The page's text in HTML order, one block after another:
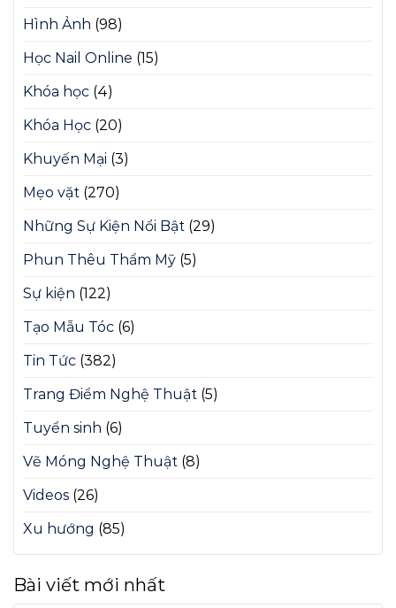
Hình Ảnh (98)
Học Nail Online (15)
Khóa học (4)
Khóa Học (20)
Khuyến Mại (3)
Mẹo vặt (270)
Những Sự Kiện Nổi Bật (29)
Phun Thêu Thẩm Mỹ (5)
Sự kiện (122)
Tạo Mẫu Tóc (6)
Tin Tức (382)
Trang Điểm Nghệ Thuật (5)
Tuyển sinh (6)
Vẽ Móng Nghệ Thuật (8)
Videos (26)
Xu hướng (85)
Bài viết mới nhất